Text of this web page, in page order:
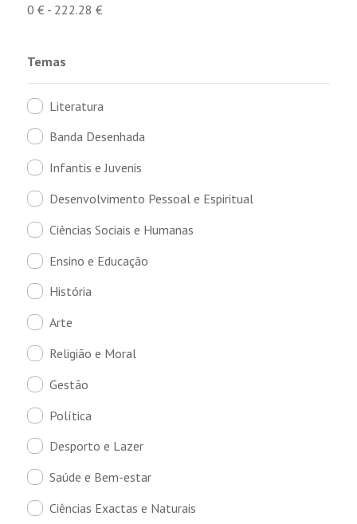
0 €- 222.28 €
Temas
Literatura
Banda Desenhada
Infantis e Juvenis
Desenvolvimento Pessoal e Espiritual
Ciências Sociais e Humanas
Ensino e Educação
História
Arte
Religião e Moral
Gestão
Política
Desporto e Lazer
Saúde e Bem-estar
Ciências Exactas e Naturais